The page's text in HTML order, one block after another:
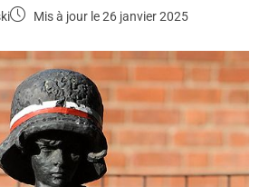
Mis à jour le 26 janvier 2025